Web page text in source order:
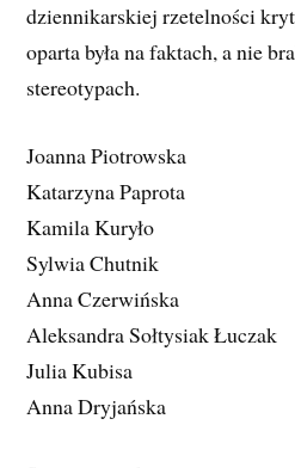
dziennikarskiej rzetelności
oparta była na faktach, a nie
stereotypach.
Joanna Piotrowska
Katarzyna Paprota
Kamila Kuryło
Sylwia Chutnik
Anna Czerwińska
Aleksandra Sołtysiak Łuczak
Julia Kubisa
Anna Dryjańska